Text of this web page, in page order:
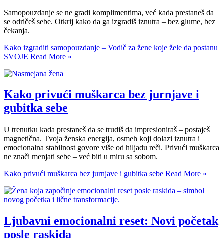
Samopouzdanje se ne gradi komplimentima, već kada prestaneš da
se odričeš sebe. Otkrij kako da ga izgradiš iznutra – bez glume, bez
čekanja.
Kako izgraditi samopouzdanje – Vodič za žene koje žele da postanu
SVOJE Read More »
Kako privući muškarca bez jurnjave i
gubitka sebe
U trenutku kada prestaneš da se trudiš da impresioniraš – postaješ
magnetična. Tvoja ženska energija, osmeh koji dolazi iznutra i
emocionalna stabilnost govore više od hiljadu reči. Privući muškarca
ne znači menjati sebe – već biti u miru sa sobom.
Kako privući muškarca bez jurnjave i gubitka sebe Read More »
Ljubavni emocionalni reset: Novi početak
posle raskida